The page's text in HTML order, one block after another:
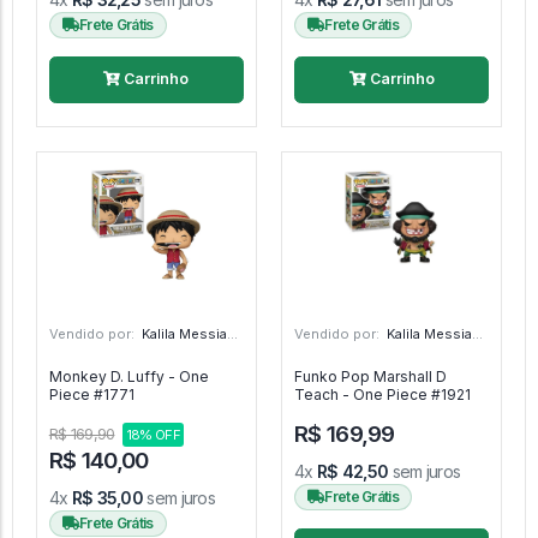
Frete Grátis
Carrinho
Frete Grátis
Carrinho
Vendido por: Kalila Messias - SP
Monkey D. Luffy - One
Piece #1771
R$ 169,90 18% OFF
R$ 140,00
4x R$ 35,00sem juros
Frete Grátis
Vendido por: Kalila Messias - SP
Funko Pop Marshall D
Teach - One Piece #1921
R$ 169,99
4x R$ 42,50 sem juros
Frete Grátis